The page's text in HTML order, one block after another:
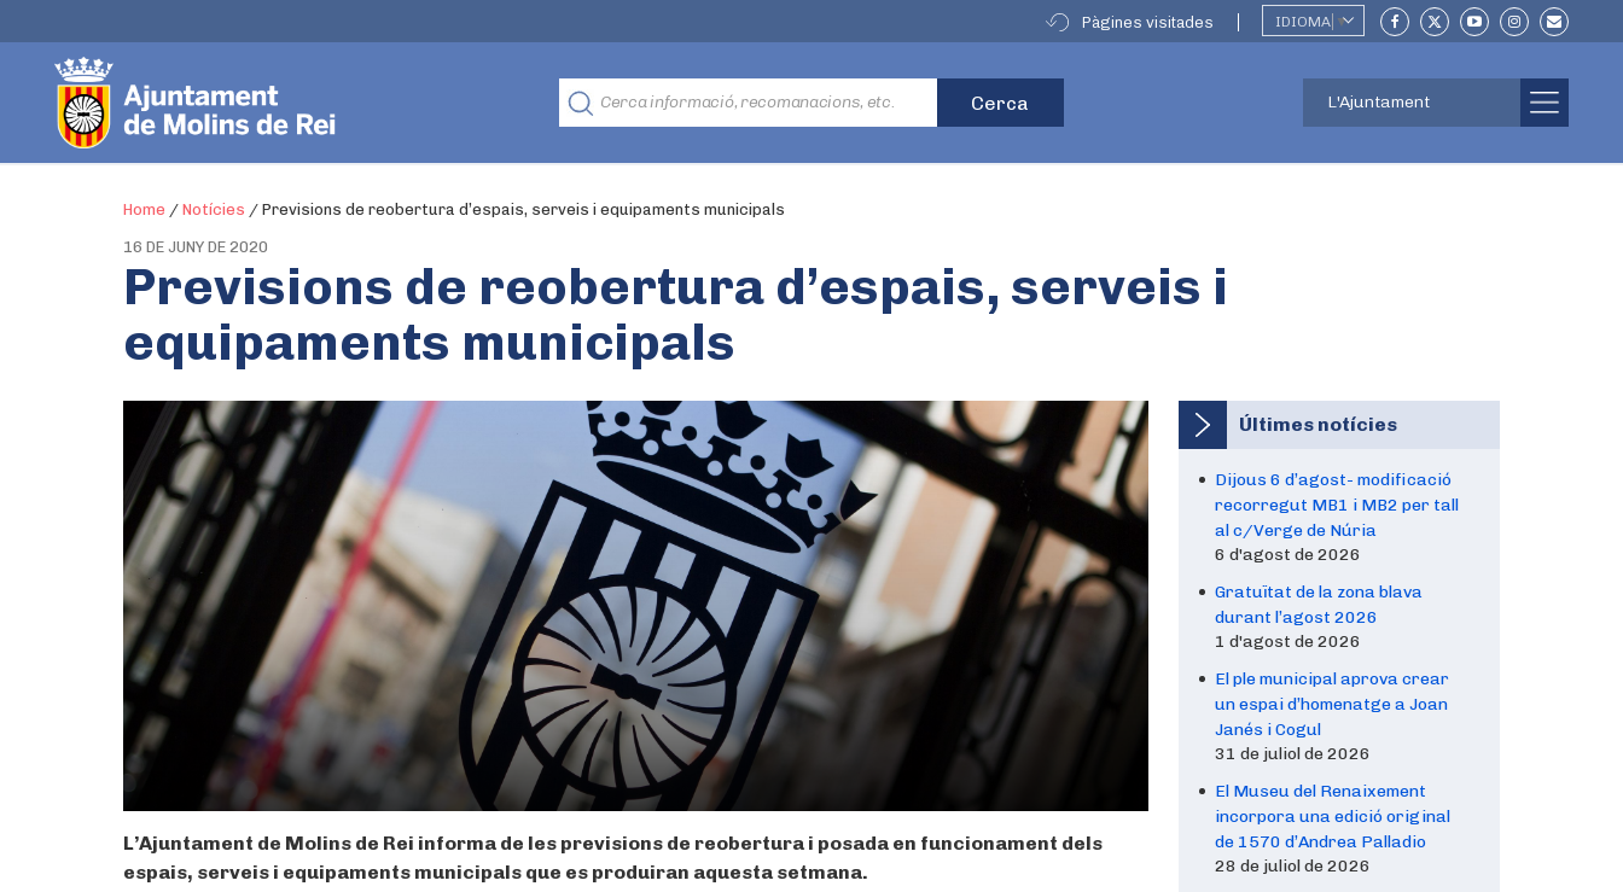
Pàgines visitades IDIOMA ▼
L'Ajuntament
Home / Notícies / Previsions de reobertura d’espais, serveis i equipaments municipals
16 DE JUNY DE 2020
Previsions de reobertura d’espais, serveis i
equipaments municipals
L’Ajuntament de Molins de Rei informa de les previsions de reobertura i posada en funcionament dels
espais, serveis i equipaments municipals que es produiran aquesta setmana.
Últimes notícies
Dijous 6 d’agost- modificació
recorregut MB1 i MB2 per tall
al c/Verge de Núria
6 d'agost de 2026
Gratuïtat de la zona blava
durant l’agost 2026
1 d'agost de 2026
El ple municipal aprova crear
un espai d’homenatge a Joan
Janés i Cogul
31 de juliol de 2026
El Museu del Renaixement
incorpora una edició original
de 1570 d’Andrea Palladio
28 de juliol de 2026